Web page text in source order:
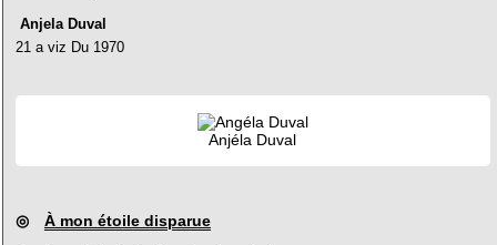
Anjela Duval
21 a viz Du 1970
Anjéla Duval
◎ À mon étoile disparue